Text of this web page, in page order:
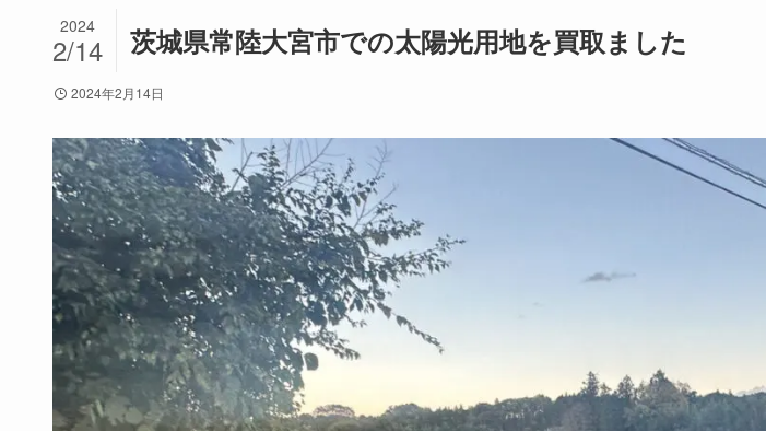
茨城県常陸大宮市での太陽光用地を買取ました
2024
2/14
2024年2月14日